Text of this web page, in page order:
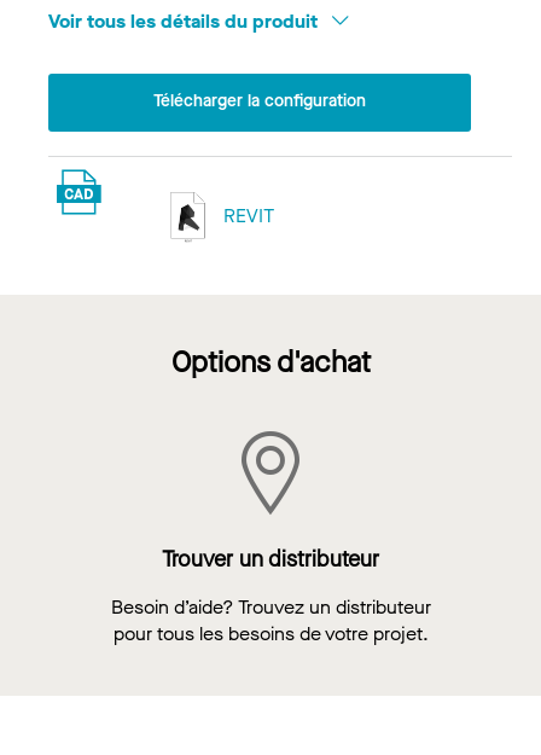
Voir tous les détails du produit
Télécharger la configuration
REVIT
Options d'achat
Trouver un distributeur
Besoin d’aide? Trouvez un distributeur
pour tous les besoins de votre projet.